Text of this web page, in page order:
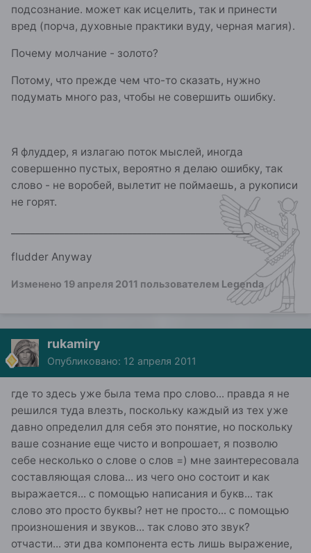
подсознание. может как исцелить, так и принести
вред (порча, духовные практики вуду, черная магия).
Почему молчание - золото?
Потому, что прежде чем что-то сказать, нужно
подумать много раз, чтобы не совершить ошибку.
Я флуддер, я излагаю поток мыслей, иногда
совершенно пустых, вероятно я делаю ошибку, так
слово - не воробей, вылетит не поймаешь, а рукописи
не горят.
_________________________________________________
fludder Anyway
Изменено 19 апреля 2011 пользователем Legenda
rukamiry
Опубликовано: 12 апреля 2011
где то здесь уже была тема про слово... правда я не
решился туда влезть, поскольку каждый из тех уже
давно определил для себя это понятие, но поскольку
ваше сознание еще чисто и вопрошает, я позволю
себе несколько о слове о слов =) мне заинтересовала
составляющая слова... из чего оно состоит и как
выражается... с помощью написания и букв... так
слово это просто буквы? нет не просто... с помощью
произношения и звуков... так слово это звук?
отчасти... эти два компонента есть лишь выражение,